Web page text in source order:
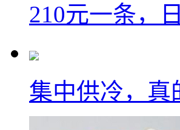
210元一条，
集中供冷，真